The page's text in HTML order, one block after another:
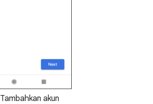
Tambahkan akun